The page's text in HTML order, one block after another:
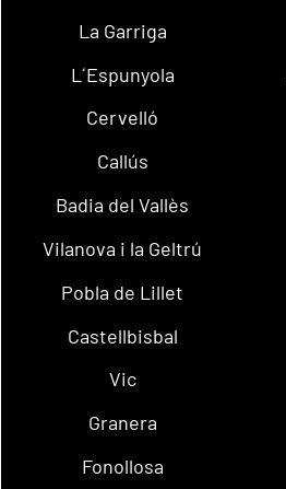
La Garriga
L´Espunyola
Cervelló
Callús
Badia del Vallès
Vilanova i la Geltrú
Pobla de Lillet
Castellbisbal
Vic
Granera
Fonollosa